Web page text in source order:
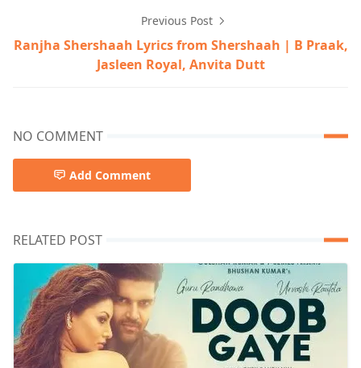
Previous Post
Ranjha Shershaah Lyrics from Shershaah | B Praak,
Jasleen Royal, Anvita Dutt
NO COMMENT
Add Comment
RELATED POST